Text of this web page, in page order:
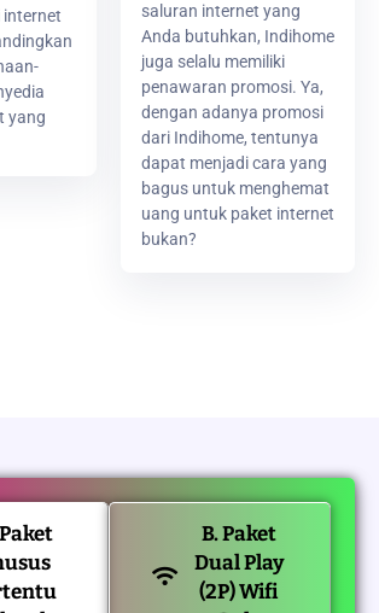
internet
yang
saluran internet yang
Anda butuhkan, Indihome
juga selalu memiliki
penawaran promosi. Ya,
dengan adanya promosi
dari Indihome, tentunya
dapat menjadi cara yang
bagus untuk menghemat
uang untuk paket internet
bukan?
B. Paket
Dual Play
(2P) Wifi